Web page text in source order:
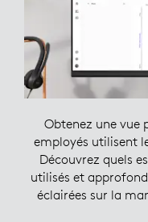
Obtenez une vue
employés utilisent
Découvrez quels
utilisés et
éclairées sur la